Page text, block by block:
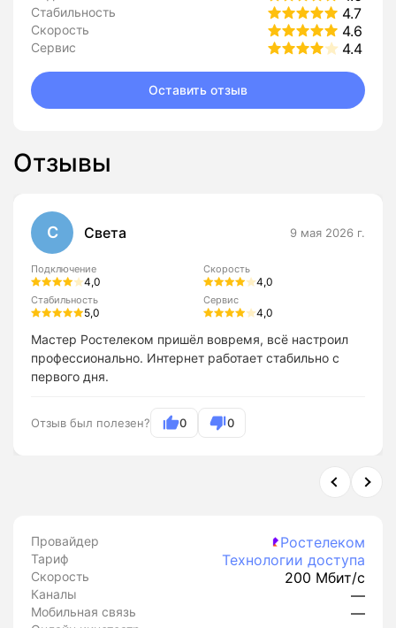
Стабильность 4.7
Скорость 4.6
Сервис 4.4
Оставить отзыв
Отзывы
С Света 9 мая 2026 г.
Подключение
4,0
Скорость
4,0
Стабильность
5,0
Сервис
4,0
Мастер Ростелеком пришёл вовремя, всё настроил
профессионально. Интернет работает стабильно с
первого дня.
Отзыв был полезен? 0 0
Провайдер Ростелеком
Тариф Технологии доступа
Скорость 200 Мбит/с
Каналы —
Мобильная связь —